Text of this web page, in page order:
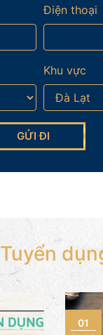
Điện thoại
Khu vực
Tuyển
01